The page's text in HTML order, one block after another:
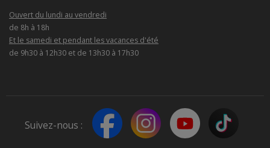
Ouvert du lundi au vendredi
de 8h à 18h
Et le samedi et pendant les vacances d'été
de 9h30 à 12h30 et de 13h30 à 17h30
Suivez-nous :